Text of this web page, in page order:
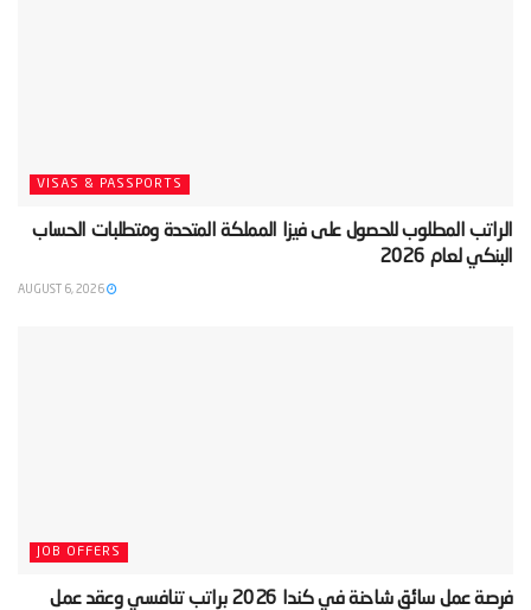
VISAS & PASSPORTS
‫الراتب المطلوب للحصول على فيزا المملكة المتحدة ومتطلبات الحساب
البنكي لعام 2026‬
JOB OFFERS
‫فرصة عمل سائق شاحنة في كندا 2026 براتب تنافسي وعقد عمل